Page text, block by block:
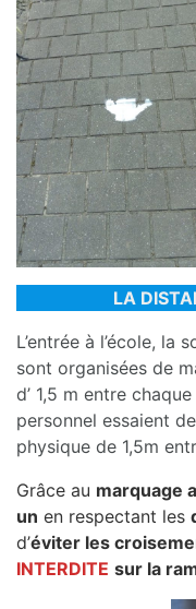
LA
L’entrée à l’école, la
sont organisées de
d’ 1,5 m entre
personnel essaient
physique de 1,5m
Grâce au marquage
un en respectant les
d’éviter les
INTERDITE sur la